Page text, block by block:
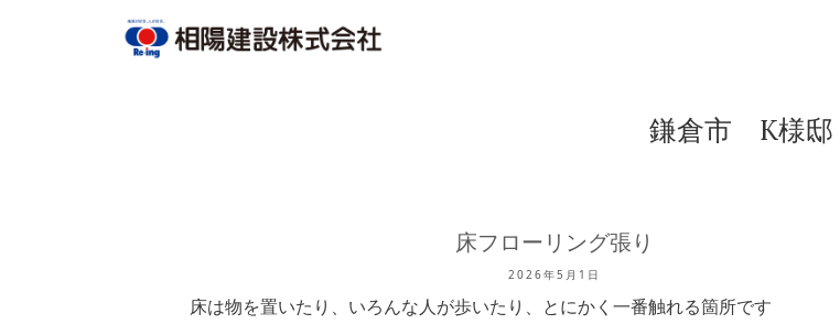
鎌倉市 K様邸
床フローリング張り
2026年5月1日
床は物を置いたり、いろんな人が歩いたり、とにかく一番触れる箇所です